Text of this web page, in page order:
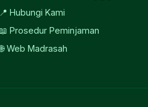
📍 Hubungi Kami
📖 Prosedur Peminjaman
Web Madrasah